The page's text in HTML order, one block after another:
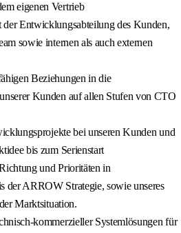
eigenen Vertrieb
der Entwicklungsabteilung des Kunden,
sowie internen als auch externen
Beziehungen in die
Kunden auf allen Stufen von CTO
bei unseren Kunden und
bis zum Serienstart
und Prioritäten in
der ARROW Strategie, sowie unseres
Marktsituation.
kommerzieller Systemlösungen für